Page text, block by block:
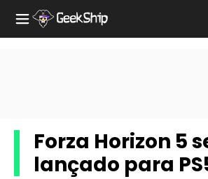
Forza Horizon 5
lançado para